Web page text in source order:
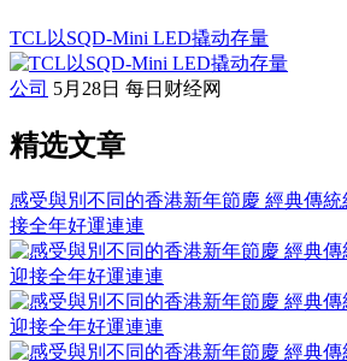
TCL以SQD-Mini LED撬动存量
公司 5月28日 每日财经网
精选文章
感受與別不同的香港新年節慶 經典傳
接全年好運連連